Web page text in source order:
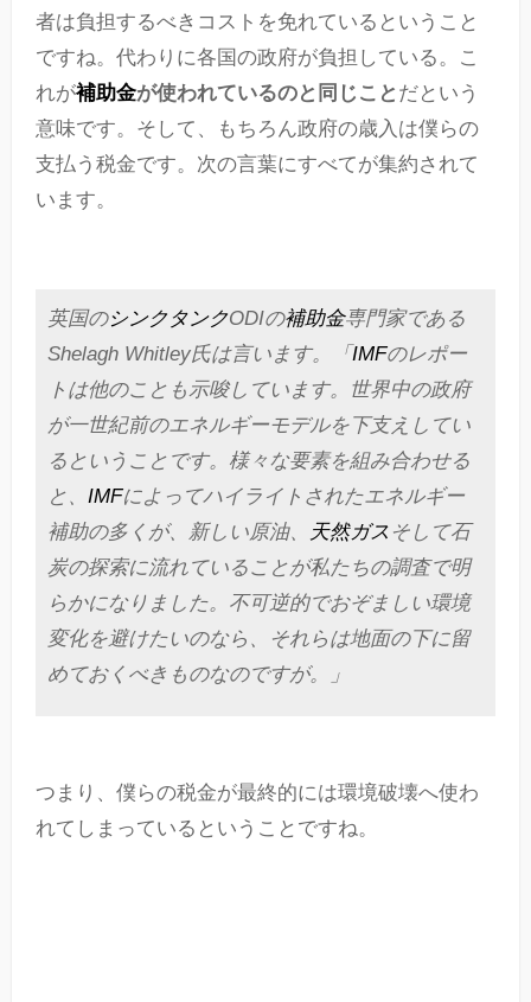
者は負担するべきコストを免れているということ
ですね。代わりに各国の政府が負担している。こ
れが補助金が使われているのと同じこと だという
意味です。そして、もちろん政府の歳入は僕らの
支払う税金です。次の言葉にすべてが集約されて
います。
英国のシンクタンクODIの補助金専門家である
Shelagh Whitley氏は言います。「IMFのレポー
トは他のことも示唆しています。世界中の政府
が一世紀前のエネルギーモデルを下支えしてい
るということです。様々な要素を組み合わせる
と、 IMFによってハイライトされたエネルギー
補助の多くが、新しい原油、
天然ガス そして石
炭の探索に流れていることが私たちの調査で明
らかになりました。不可逆的でおぞましい環境
変化を避けたいのなら、それらは地面の下に留
めておくべきものなのですが。」
つまり、僕らの税金が最終的には環境破壊へ使わ
れてしまっているということですね。